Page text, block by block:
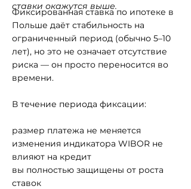
ставки окажутся выше.
Фиксированная ставка по ипотеке в
Польше даёт стабильность на
ограниченный период (обычно 5–10
лет), но это не означает отсутствие
риска — он просто переносится во
времени.
В течение периода фиксации:
размер платежа не меняется
изменения индикатора WIBOR не
влияют на кредит
вы полностью защищены от роста
ставок